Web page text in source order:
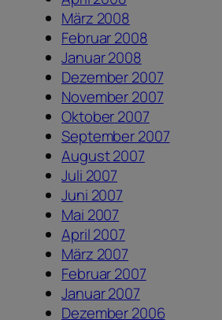
März 2008
Februar 2008
Januar 2008
Dezember 2007
November 2007
Oktober 2007
September 2007
August 2007
Juli 2007
Juni 2007
Mai 2007
April 2007
März 2007
Februar 2007
Januar 2007
Dezember 2006